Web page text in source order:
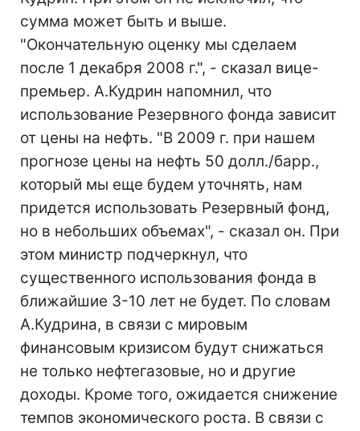
сумма может быть и выше.
"Окончательную оценку мы сделаем
после 1 декабря 2008 г.", - сказал вице-
премьер. А.Кудрин напомнил, что
использование Резервного фонда зависит
от цены на нефть. "В 2009 г. при нашем
прогнозе цены на нефть 50 долл./барр.,
который мы еще будем уточнять, нам
придется использовать Резервный фонд,
но в небольших объемах", - сказал он. При
этом министр подчеркнул, что
существенного использования фонда в
ближайшие 3-10 лет не будет. По словам
А.Кудрина, в связи с мировым
финансовым кризисом будут снижаться
не только нефтегазовые, но и другие
доходы. Кроме того, ожидается снижение
темпов экономического роста. В связи с